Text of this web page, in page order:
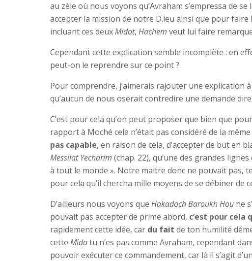
au zèle où nous voyons qu’Avraham s’empressa de
accepter la mission de notre D.ieu ainsi que pour faire
incluant ces deuxMidot, Hachem veut lui faire
Cependant cette explication semble incomplète : en
peut-on le reprendre sur ce point ?
Pour comprendre, j’aimerais rajouter une explication
qu’aucun de nous oserait contredire une demande
C’est pour cela qu’on peut proposer que bien que
rapport à Moché cela n’était pas considéré de la
pas capable, en raison de cela, d’accepter de but en
Messilat Yecharim (chap. 22), qu’une des grandes
à tout le monde ». Notre maitre donc ne pouvait pas,
pour cela qu’il chercha mille moyens de se débiner de
D’ailleurs nous voyons que Hakadoch Baroukh Hou ne
pouvait pas accepter de prime abord, c’est pour cela
rapidement cette idée, car du fait de ton humilité
cette Midatu n’es pas comme Avraham, cependant
pouvoir exécuter ce commandement, car là il s’agit